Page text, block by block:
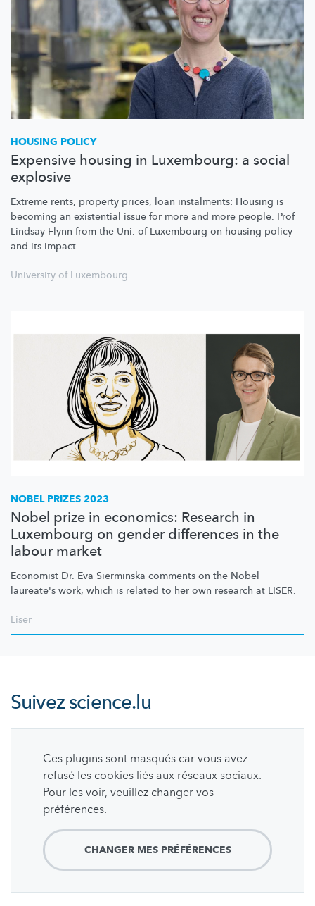
HOUSING POLICY
Expensive housing in Luxembourg: a social
explosive
Extreme rents, property prices, loan instalments: Housing is
becoming an existential issue for more and more people. Prof
Lindsay Flynn from the Uni. of Luxembourg on housing policy
and its impact.
University of Luxembourg
NOBEL PRIZES 2023
Nobel prize in economics: Research in
Luxembourg on gender differences in the
labour market
Economist Dr. Eva Sierminska comments on the Nobel
laureate's work, which is related to her own research at LISER.
Liser
Suivezscience.lu
Ces plugins sont masqués car vous avez
refusé les cookies liés aux réseaux sociaux.
Pour les voir, veuillez changer vos
préférences.
CHANGER MES PRÉFÉRENCES